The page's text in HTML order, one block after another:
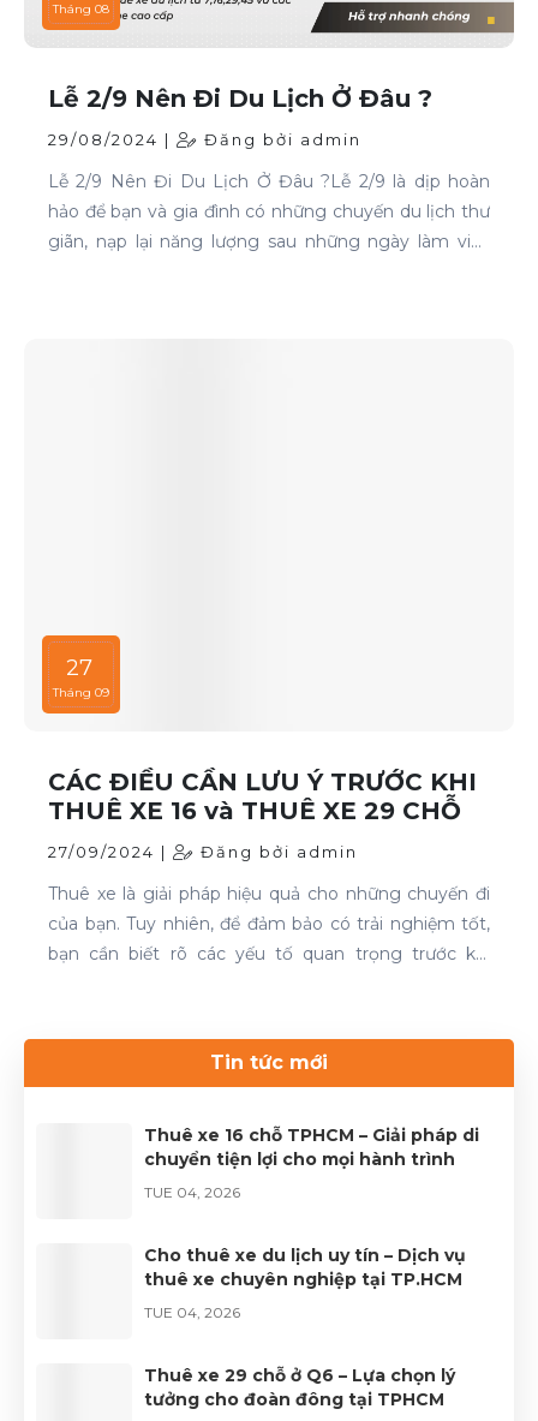
Tháng 08
Lễ 2/9 Nên Đi Du Lịch Ở Đâu ?
29/08/2024 | Đăng bởi admin
Lễ 2/9 Nên Đi Du Lịch Ở Đâu ?Lễ 2/9 là dịp hoàn
hảo để bạn và gia đình có những chuyến du lịch thư
giãn, nạp lại năng lượng sau những ngày làm việc
27
Tháng 09
CÁC ĐIỀU CẦN LƯU Ý TRƯỚC KHI
THUÊ XE 16 và THUÊ XE 29 CHỖ
27/09/2024 | Đăng bởi admin
Thuê xe là giải pháp hiệu quả cho những chuyến đi
của bạn. Tuy nhiên, để đảm bảo có trải nghiệm tốt,
bạn cần biết rõ các yếu tố quan trọng trước khi
dịch vụ thuê xe uy tín, hãy liên hệ với Thuê xe Phong
Cảnh để được phục vụ tốt nhất.Liên hệ 0899 78
Tin tức mới
Thuê xe 16 chỗ TPHCM – Giải pháp di
chuyển tiện lợi cho mọi hành trình
TUE 04, 2026
Cho thuê xe du lịch uy tín – Dịch vụ
thuê xe chuyên nghiệp tại TP.HCM
TUE 04, 2026
Thuê xe 29 chỗ ở Q6 – Lựa chọn lý
tưởng cho đoàn đông tại TPHCM